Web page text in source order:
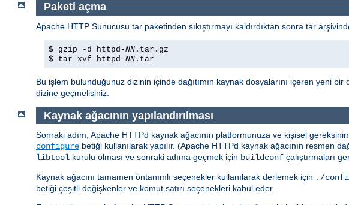
Paketi açma
Apache HTTP Sunucusu tar paketinden sıkıştırmayı kaldırdıktan sonra tar
$ gzip -d httpd-NN .tar.gz
$ tar xvf httpd-NN .tar
Bu işlem bulunduğunuz dizinin içinde dağıtımın kaynak dosyalarını içeren yeni
dizine geçmelisiniz.
Kaynak ağacının yapılandırılması
Sonraki adım, Apache HTTPd kaynak ağacının platformunuza ve kişisel
configure betiği kullanılarak yapılır. (Apache HTTPd kaynak ağacının resmen
libtool kurulu olması ve sonraki adıma geçmek için buildconf çalıştırmaları
Kaynak ağacını tamamen öntanımlı seçenekler kullanılarak derlemek için ./
betiği çeşitli değişkenler ve komut satırı seçenekleri kabul eder.